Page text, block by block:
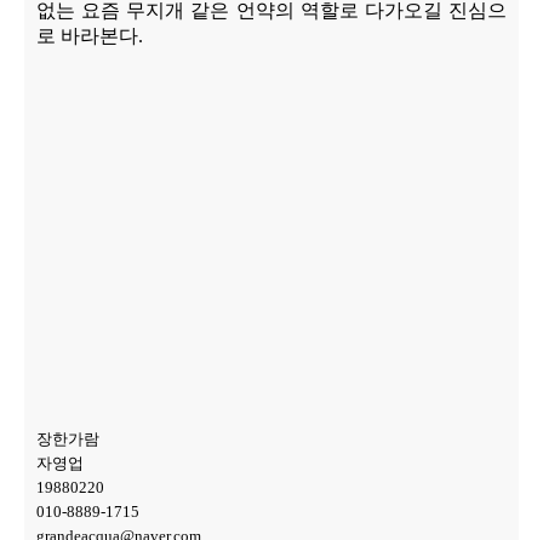
없는 요즘 무지개 같은 언약의 역할로 다가오길 진심으
로 바라본다.
장한가람
자영업
19880220
010-8889-1715
grandeacqua@naver.com